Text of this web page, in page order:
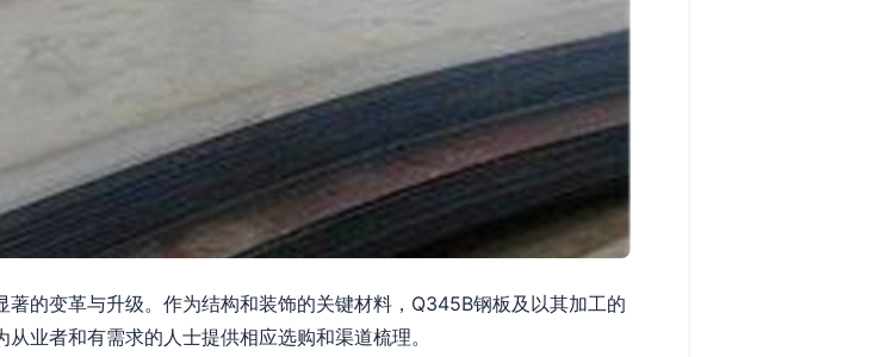
的变革与升级。作为结构和装饰的关键材料，Q345B钢板及以其加工的
业者和有需求的人士提供相应选购和渠道梳理。